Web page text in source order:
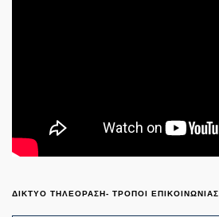
ΔΙΚΤΥΟ ΤΗΛΕΟΡΑΣΗ- ΤΡΟΠΟΙ ΕΠΙΚΟΙΝΩΝΙΑΣ